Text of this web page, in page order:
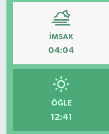
İMSAK
04:04
ÖĞLE
12:41